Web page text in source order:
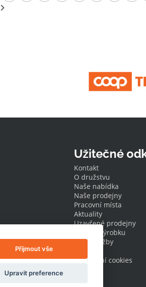
Užitečné
Kontakt
O družstvu
Naše nabídka
Naše prodejny
Pracovní místa
Aktuality
Uzavřené prodejny
Stažení výrobku
Naše služby
Nastavení cookies
Přijmout vše
Upravit preference